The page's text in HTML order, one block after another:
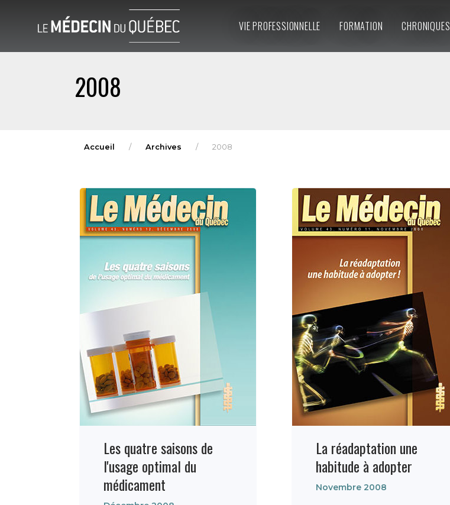
VIE PROFESSIONNELLE FORMATION CHRONIQUES
2008
Accueil Archives 2008
Les quatre saisons de
l'usage optimal du
médicament
La réadaptation une
habitude à adopter
Novembre 2008